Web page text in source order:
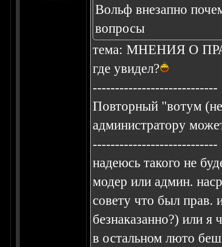
Вольф внезапно
вопросы
тема: МНЕНИЯ О
где увидел?
----------------------------
Повторный "вотум
администратору
----------------------------
надеюсь такого не
модер или админ.
совету что был прав.
безнаказанно?) или я
в остальном люто